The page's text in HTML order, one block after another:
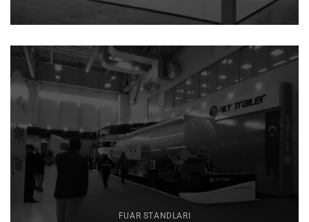
FUAR STANDLARI